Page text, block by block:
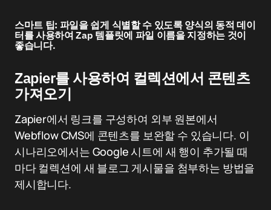
스마트 팁: 파일을 쉽게 식별할 수 있도록 양식의 동적 데이
터를 사용하여 Zap 템플릿에 파일 이름을 지정하는 것이
좋습니다.
Zapier를 사용하여 컬렉션에서 콘텐츠
가져오기
Zapier에서 링크를 구성하여 외부 원본에서
Webflow CMS에 콘텐츠를 보완할 수 있습니다. 이
시나리오에서는 Google 시트에 새 행이 추가될 때
마다 컬렉션에 새 블로그 게시물을 첨부하는 방법을
제시합니다.